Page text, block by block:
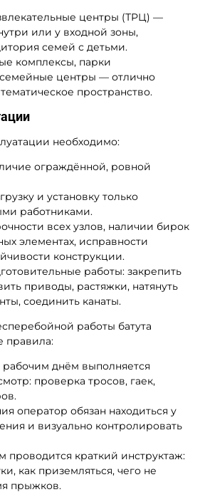
центры (ТРЦ) —
или у входной зоны,
семей с детьми.
комплексы, парки
центры — отлично
пространство.
необходимо:
ограждённой, ровной
и установку только
работниками.
всех узлов, наличии бирок
элементах, исправности
конструкции.
работы: закрепить
приводы, растяжки, натянуть
соединить канаты.
работы батута
правила:
днём выполняется
проверка тросов, гаек,
оператор обязан находиться у
и визуально контролировать
проводится краткий инструктаж:
как приземляться, чего не
прыжков.